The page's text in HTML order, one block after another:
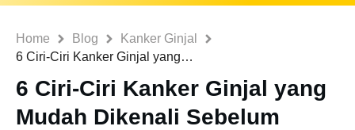
Home Blog
Kanker Ginjal
6 Ciri-Ciri Kanker Ginjal yang Mudah Dikenali Sebelum Terlambat
6 Ciri-Ciri Kanker Ginjal yang
Mudah Dikenali Sebelum